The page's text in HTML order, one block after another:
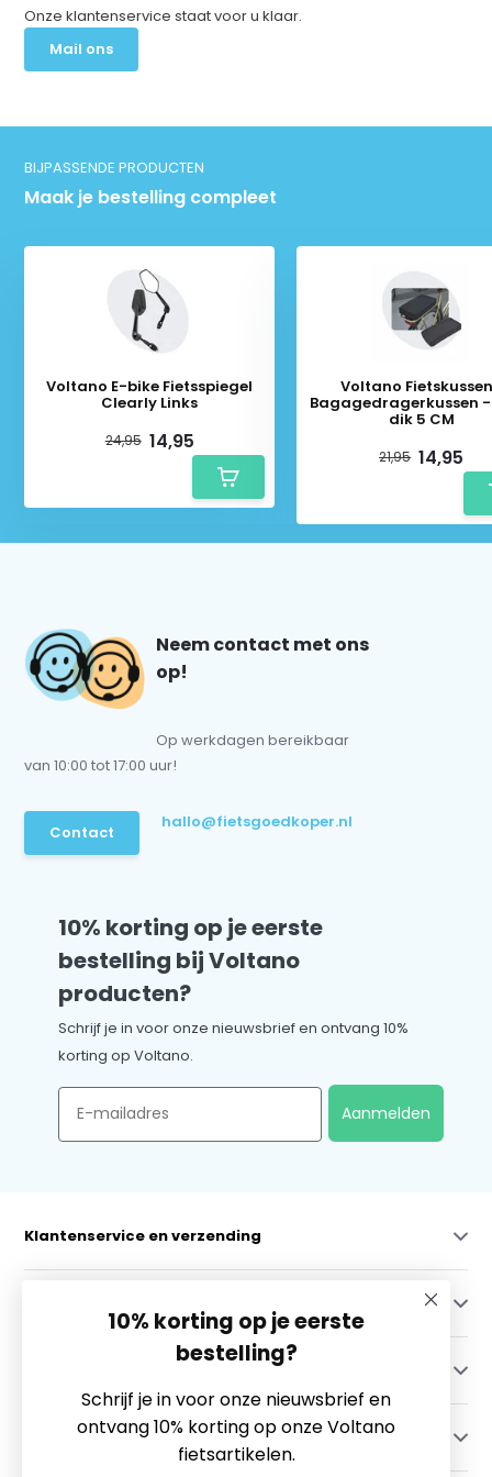
Onze klantenservice staat voor u klaar.
Mail ons
BIJPASSENDE PRODUCTEN
Maak je bestelling compleet
Voltano E-bike Fietsspiegel
Clearly Links
24,95 14,95
Voltano
Bagagedragerkussen -
dik 5 CM
21,95 14,95
Neem contact met ons
op!
Op werkdagen bereikbaar
van 10:00 tot 17:00 uur!
Contact
hallo@fietsgoedkoper.nl
10% korting op je eerste
bestelling bij Voltano
producten?
Schrijf je in voor onze nieuwsbrief en ontvang 10%
korting op Voltano.
Email
Aanmelden
Klantenservice en verzending
Contact
10% korting op je eerste
bestelling?
Schrijf je in voor onze nieuwsbrief en
ontvang 10% korting op onze Voltano
fietsartikelen.